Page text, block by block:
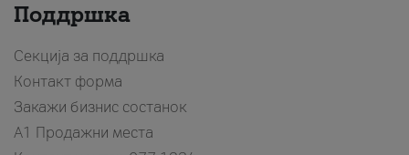
Поддршка
Секција за поддршка
Контакт форма
Закажи бизнис состанок
A1 Продажни места